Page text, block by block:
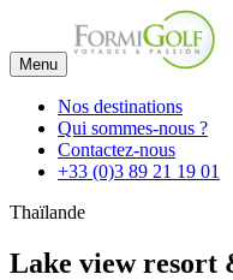
Menu
Nos destinations
Qui sommes-nous ?
Contactez-nous
+33 (0)3 89 21 19 01
Thaïlande
Lake view resort